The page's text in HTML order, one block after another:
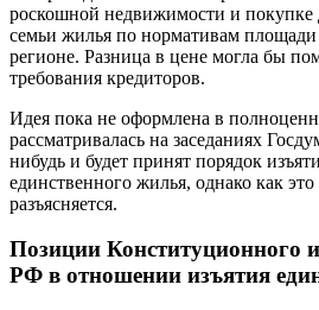
роскошной недвижимости и покупке
семьи жилья по нормативам
регионе. Разница в цене могла бы
требования кредиторов.
Идея пока не оформлена в
рассматривалась на заседаниях
нибудь и будет принят порядок
единственного жилья, однако как это
разъясняется.
Позиции Конституционного
РФ в отношении изъятия